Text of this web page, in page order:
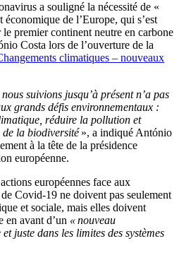
a souligné la nécessité de «
de l’Europe, qui s’est
premier continent neutre en carbone
Costa lors de l’ouverture de la
climatiques – nouveaux
suivions jusqu’à présent n’a pas
grands défis environnementaux :
réduire la pollution et
la biodiversité», a indiqué António
à la tête de la présidence
européenne.
européennes face aux
Covid-19 ne doivent pas seulement
et sociale, mais elles doivent
en avant d’un « nouveau
juste dans les limites des systèmes